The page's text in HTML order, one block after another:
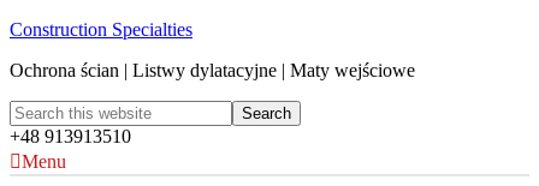
Construction Specialties
Ochrona ścian | Listwy dylatacyjne | Maty wejściowe
+48 913913510
Menu